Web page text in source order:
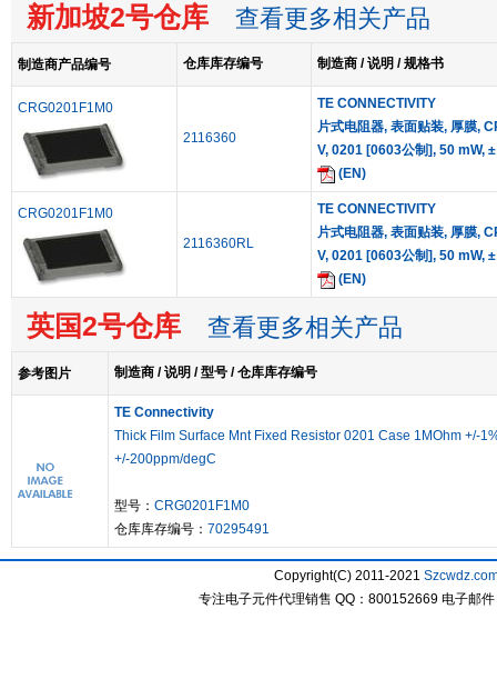
新加坡2号仓库 查看更多相关产品
制造商产品编号 仓库库存编号 制造商 / 说明 / 规格书
CRG0201F1M0
2116360
TE CONNECTIVITY
片式电阻器, 表面贴装, 厚膜,
V, 0201 [0603公制], 50 mW,
(EN)
CRG0201F1M0
2116360RL
TE CONNECTIVITY
片式电阻器, 表面贴装, 厚膜,
V, 0201 [0603公制], 50 mW,
(EN)
英国2号仓库 查看更多相关产品
参考图片 制造商 / 说明 / 型号 / 仓库库存编号
TE Connectivity
Thick Film Surface Mnt Fixed Resistor 0201 Case 1MOhm +/-
+/-200ppm/degC
型号： CRG0201F1M0
仓库库存编号： 70295491
Copyright(C) 2011-2021
专注电子元件代理销售 QQ：800152669 电子邮